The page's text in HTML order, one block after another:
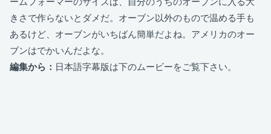
きさで作らないとダメだ。オーブン以外のもので温める手も
あるけど、オーブンがいちばん簡単だよね。アメリカのオー
ブンはでかいんだよな。
編集から： 日本語字幕版は下のムービーをご覧下さい。